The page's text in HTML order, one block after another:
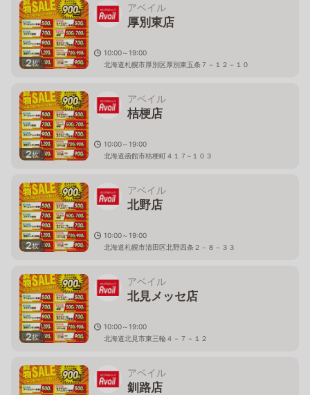
2枚
アベイル
厚別東店
10:00～19:00
北海道札幌市厚別区厚別東五条７－１２－１０
2枚
アベイル
桔梗店
10:00～19:00
北海道函館市桔梗町４１７−１０３
2枚
アベイル
北野店
10:00～19:00
北海道札幌市清田区北野四条２－８－３３
2枚
アベイル
北見メッセ店
10:00～19:00
北海道北見市東三輪４－７－１２
アベイル
釧路店